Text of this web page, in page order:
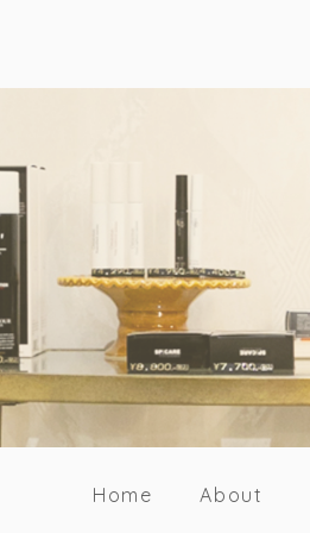
Home About